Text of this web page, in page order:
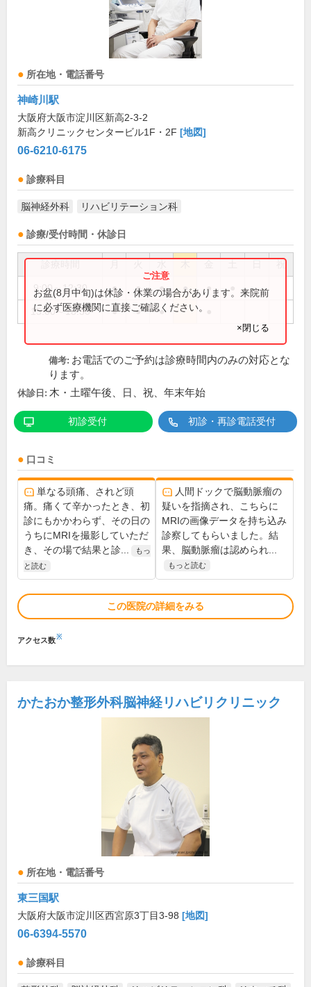
所在地・電話番号
神崎川駅
大阪府大阪市淀川区新高2-3-2
新高クリニックセンタービル1F・2F [地図]
06-6210-6175
診療科目
脳神経外科 リハビリテーション科
診療/受付時間・休診日
祝
9:00～12:30 ● ● ● ● ●
15:00～18:30 ● ● ●
お盆(8月中旬)は休診・休業の場合があります。来院前
に必ず医療機関に直接ご確認ください。
×閉じる
備考: お電話でのご予約は診療時間内のみの対応とな
ります。
休診日: 木・土曜午後、日、祝、年末年始
初診受付 初診・再診電話受付
口コミ
単なる頭痛、されど頭
痛。痛くて辛かったとき、初
診にもかかわらず、その日の
うちにMRIを撮影していただ
き、その場で結果と診...
もっ
と読む
人間ドックで脳動脈瘤の
疑いを指摘され、こちらに
MRIの画像データを持ち込み
診察してもらいました。結
果、脳動脈瘤は認められ...
もっと読む
この医院の詳細をみる
アクセス数※
かたおか整形外科脳神経リハビリクリニック
所在地・電話番号
東三国駅
大阪府大阪市淀川区西宮原3丁目3-98 [地図]
06-6394-5570
診療科目